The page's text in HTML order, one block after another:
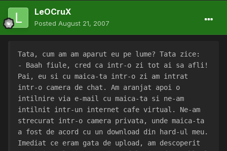
LeOCruX
Posted August 21, 2007
Tata, cum am am aparut eu pe lume? Tata zice:
- Baah fiule, cred ca intr-o zi tot ai sa afli!
Pai, eu si cu maica-ta intr-o zi am intrat
intr-o camera de chat. Am aranjat apoi o
intilnire via e-mail cu maica-ta si ne-am
intilnit intr-un internet cafe virtual. Ne-am
strecurat intr-o camera privata, unde maica-ta
a fost de acord cu un download din hard-ul meu.
Imediat ce eram gata de upload, am descoperit